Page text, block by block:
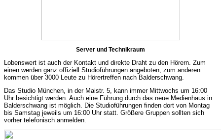
Server und Technikraum
Lobenswert ist auch der Kontakt und direkte Draht zu den Hörern. Zum
einen werden ganz offiziell Studioführungen angeboten, zum anderen
kommen über 3000 Leute zu Hörertreffen nach Balderschwang.
Das Studio München, in der Maistr. 5, kann immer Mittwochs um 16:00
Uhr besichtigt werden. Auch eine Führung durch das neue Medienhaus in
Balderschwang ist möglich. Die Studioführungen finden dort von Montag
bis Samstag jeweils um 16:00 Uhr statt. Größere Gruppen sollten sich
vorher telefonisch anmelden.